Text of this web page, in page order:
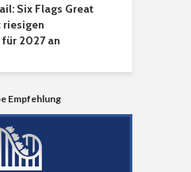
Six Flags Great
riesigen
2027 an
Empfehlung